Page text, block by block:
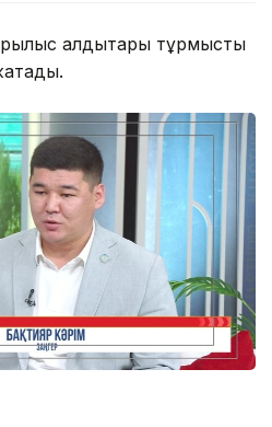
қалдықтары тұрмыстық